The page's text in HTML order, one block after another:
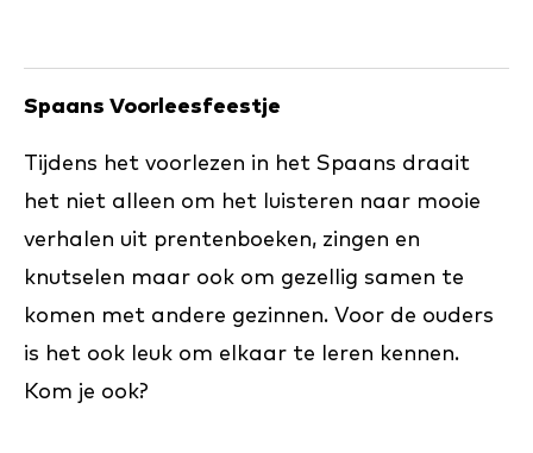
Spaans Voorleesfeestje
Tijdens het voorlezen in het Spaans draait
het niet alleen om het luisteren naar mooie
verhalen uit prentenboeken, zingen en
knutselen maar ook om gezellig samen te
komen met andere gezinnen. Voor de ouders
is het ook leuk om elkaar te leren kennen.
Kom je ook?